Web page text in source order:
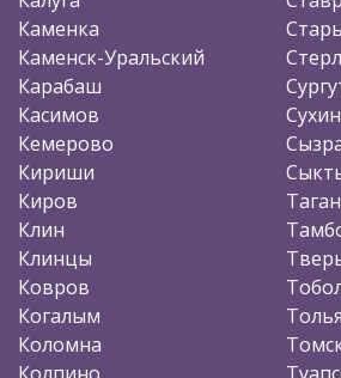
Каменка
Каменск-Уральский
Карабаш
Касимов
Кемерово
Кириши
Киров
Клин
Клинцы
Ковров
Когалым
Коломна
Колпино